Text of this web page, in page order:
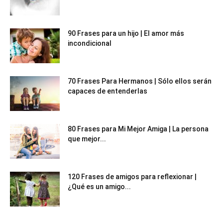
90 Frases para un hijo | El amor más
incondicional
70 Frases Para Hermanos | Sólo ellos serán
capaces de entenderlas
80 Frases para Mi Mejor Amiga | La persona
que mejor...
120 Frases de amigos para reflexionar |
¿Qué es un amigo...